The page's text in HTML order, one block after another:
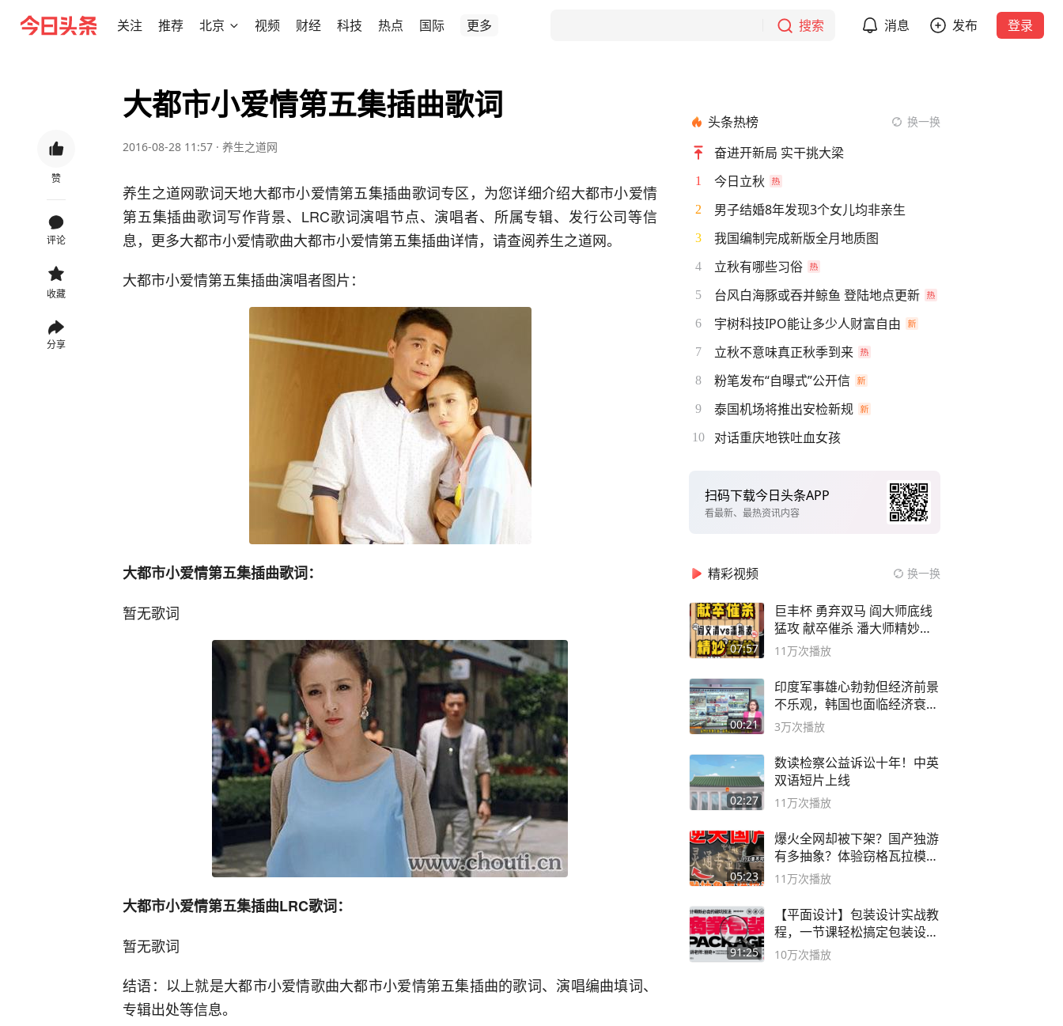
关注 推荐 北京 视频 财经 科技 热点 国际 更多 搜索 消息 发布 登录
赞
评论
收藏
分享
大都市小爱情第五集插曲歌词
2016-08-28 11:57 · 养生之道网
养生之道网歌词天地大都市小爱情第五集插曲歌词专区，为您详细介绍大都市小爱情
第五集插曲歌词写作背景、LRC歌词演唱节点、演唱者、所属专辑、发行公司等信
息，更多大都市小爱情歌曲大都市小爱情第五集插曲详情，请查阅养生之道网。
大都市小爱情第五集插曲演唱者图片：
大都市小爱情第五集插曲歌词：
暂无歌词
大都市小爱情第五集插曲LRC歌词：
暂无歌词
结语：以上就是大都市小爱情歌曲大都市小爱情第五集插曲的歌词、演唱编曲填词、
专辑出处等信息。
头条热榜 换一换
奋进开新局 实干挑大梁
1 今日立秋
2 男子结婚8年发现3个女儿均非亲生
3 我国编制完成新版全月地质图
4 立秋有哪些习俗
5 台风白海豚或吞并鲸鱼 登陆地点更新
6 宇树科技IPO能让多少人财富自由
7 立秋不意味真正秋季到来
8 粉笔发布“自曝式”公开信
9 泰国机场将推出安检新规
10 对话重庆地铁吐血女孩
扫码下载今日头条APP
看最新、最热资讯内容
精彩视频 换一换
07:57
巨丰杯 勇弃双马 阎大师底线
猛攻 献卒催杀 潘大师精妙入
局
11万次播放
00:21
印度军事雄心勃勃但经济前景
不乐观，韩国也面临经济衰退
风险
3万次播放
02:27
数读检察公益诉讼十年！中英
双语短片上线
11万次播放
05:23
爆火全网却被下架？国产独游
有多抽象？体验窃格瓦拉模拟
器！
11万次播放
91:25
【平面设计】包装设计实战教
程，一节课轻松搞定包装设计
流程！
10万次播放